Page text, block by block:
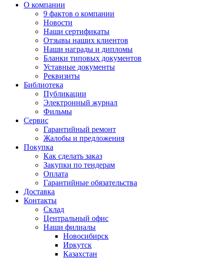
О компании
9 фактов о компании
Новости
Наши сертификаты
Отзывы наших клиентов
Наши награды и дипломы
Бланки типовых документов
Уставные документы
Реквизиты
Библиотека
Публикации
Электронный журнал
Фильмы
Сервис
Гарантийный ремонт
Жалобы и предложения
Покупка
Как сделать заказ
Закупки по тендерам
Оплата
Гарантийные обязательства
Доставка
Контакты
Склад
Центральный офис
Наши филиалы
Новосибирск
Иркутск
Казахстан